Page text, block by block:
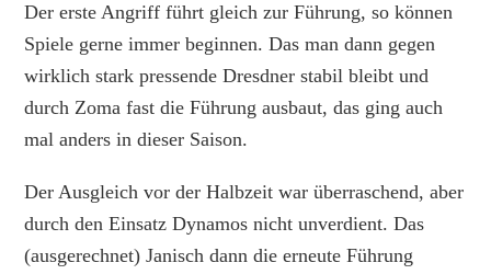
Der erste Angriff führt gleich zur Führung, so können
Spiele gerne immer beginnen. Das man dann gegen
wirklich stark pressende Dresdner stabil bleibt und
durch Zoma fast die Führung ausbaut, das ging auch
mal anders in dieser Saison.
Der Ausgleich vor der Halbzeit war überraschend, aber
durch den Einsatz Dynamos nicht unverdient. Das
(ausgerechnet) Janisch dann die erneute Führung